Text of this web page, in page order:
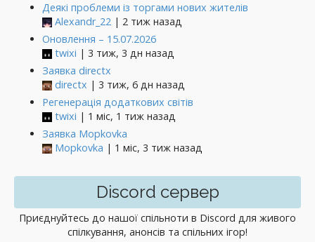
Деякі проблеми із торгами нових жителів
Alexandr_22 | 2 тиж назад
Оновлення – 15.07.2026
twixi | 3 тиж, 3 дн назад
Заявка directx
directx | 3 тиж, 6 дн назад
Регенерація додаткових світів
twixi | 1 міс, 1 тиж назад
Заявка Mopkovka
Mopkovka | 1 міс, 3 тиж назад
Discord сервер
Приєднуйтесь до нашої спільноти в Discord для живого
спілкування, анонсів та спільних ігор!